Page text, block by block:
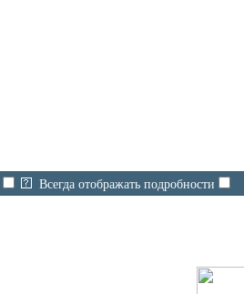
Всегда отображать подробности